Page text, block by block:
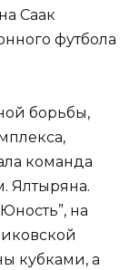
Саак
футбола
борьбы,
команда
Ялтыряна.
на
кубками, а